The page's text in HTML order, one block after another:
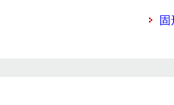
固